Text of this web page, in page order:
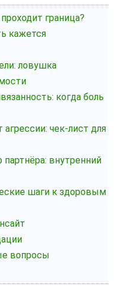
граница?
кажется
ловушка
когда боль
агрессии: чек-лист для
внутренний
шаги к здоровым
вопросы